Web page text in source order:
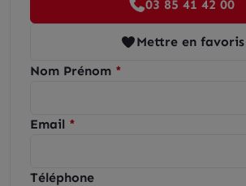
03 85 41 42 00
Mettre en favoris
Nom Prénom
Email
Téléphone